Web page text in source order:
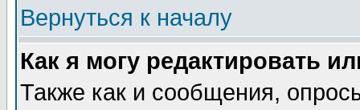
Вернуться к началу
Как я могу редактировать
Также как и сообщения,